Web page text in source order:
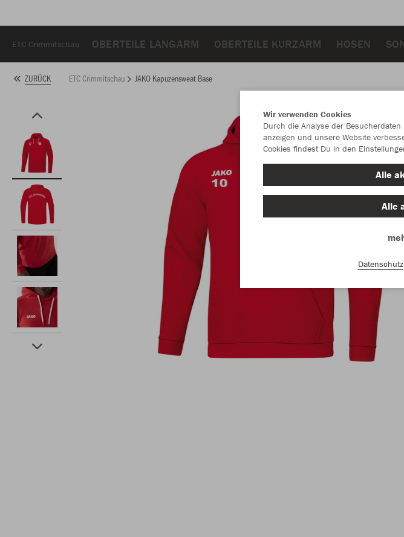
ETC Crimmitschau OBERTEILE LANGARM OBERTEILE KURZARM HOSEN
ZURÜCK ETC Crimmitschau JAKO Kapuzensweat Base
Wir verwenden Cookies
Durch die Analyse der
anzeigen und unsere Website
Cookies findest Du in den
Alle
Alle
Datenschutz